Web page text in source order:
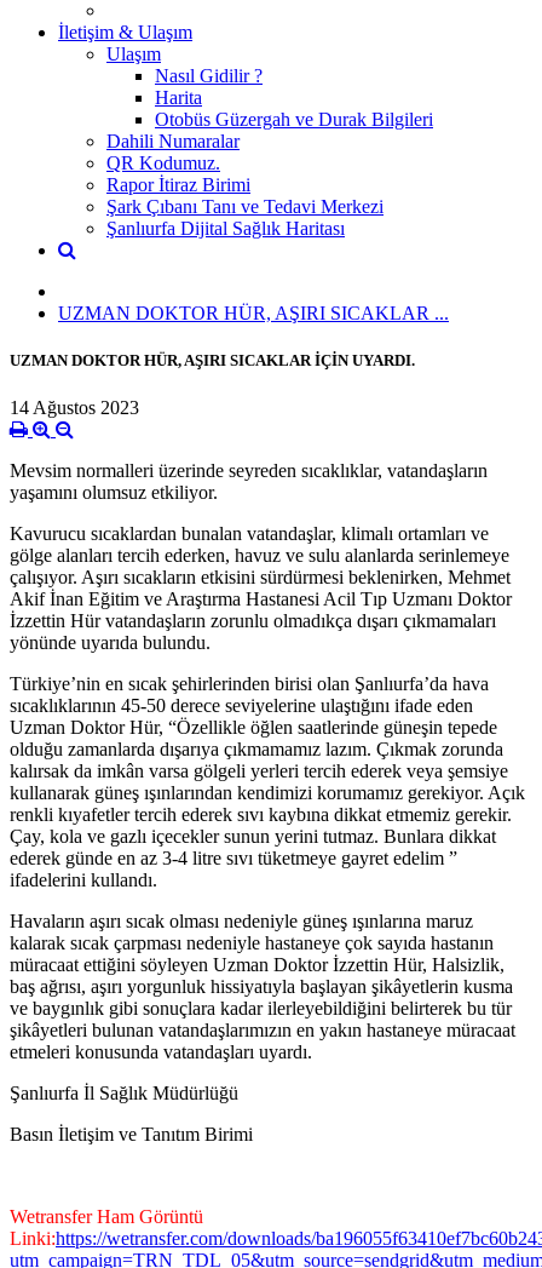
İletişim & Ulaşım
Ulaşım
Nasıl Gidilir ?
Harita
Otobüs Güzergah ve Durak Bilgileri
Dahili Numaralar
QR Kodumuz.
Rapor İtiraz Birimi
Şark Çıbanı Tanı ve Tedavi Merkezi
Şanlıurfa Dijital Sağlık Haritası
UZMAN DOKTOR HÜR, AŞIRI SICAKLAR ...
UZMAN DOKTOR HÜR, AŞIRI SICAKLAR İÇİN UYARDI. ​
14 Ağustos 2023
Mevsim normalleri üzerinde seyreden sıcaklıklar, vatandaşların
yaşamını olumsuz etkiliyor.
Kavurucu sıcaklardan bunalan vatandaşlar, klimalı ortamları ve
gölge alanları tercih ederken, havuz ve sulu alanlarda serinlemeye
çalışıyor. Aşırı sıcakların etkisini sürdürmesi beklenirken, Mehmet
Akif İnan Eğitim ve Araştırma Hastanesi Acil Tıp Uzmanı Doktor
İzzettin Hür vatandaşların zorunlu olmadıkça dışarı çıkmamaları
yönünde uyarıda bulundu.
Türkiye’nin en sıcak şehirlerinden birisi olan Şanlıurfa’da hava
sıcaklıklarının 45-50 derece seviyelerine ulaştığını ifade eden
Uzman Doktor Hür, “Özellikle öğlen saatlerinde güneşin tepede
olduğu zamanlarda dışarıya çıkmamamız lazım. Çıkmak zorunda
kalırsak da imkân varsa gölgeli yerleri tercih ederek veya şemsiye
kullanarak güneş ışınlarından kendimizi korumamız gerekiyor. Açık
renkli kıyafetler tercih ederek sıvı kaybına dikkat etmemiz gerekir.
Çay, kola ve gazlı içecekler sunun yerini tutmaz. Bunlara dikkat
ederek günde en az 3-4 litre sıvı tüketmeye gayret edelim ”
ifadelerini kullandı.
Havaların aşırı sıcak olması nedeniyle güneş ışınlarına maruz
kalarak sıcak çarpması nedeniyle hastaneye çok sayıda hastanın
müracaat ettiğini söyleyen Uzman Doktor İzzettin Hür, Halsizlik,
baş ağrısı, aşırı yorgunluk hissiyatıyla başlayan şikâyetlerin kusma
ve baygınlık gibi sonuçlara kadar ilerleyebildiğini belirterek bu tür
şikâyetleri bulunan vatandaşlarımızın en yakın hastaneye müracaat
etmeleri konusunda vatandaşları uyardı.
Şanlıurfa İl Sağlık Müdürlüğü
Basın İletişim ve Tanıtım Birimi
Wetransfer Ham Görüntü
Linki:https://wetransfer.com/downloads/